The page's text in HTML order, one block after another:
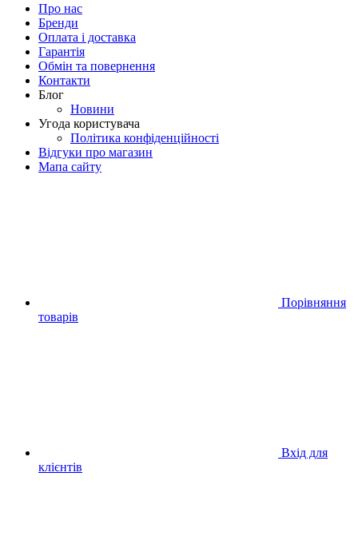
Про нас
Бренди
Оплата і доставка
Гарантія
Обмін та повернення
Контакти
Блог
Новини
Угода користувача
Політика конфіденційності
Відгуки про магазин
Мапа сайту
Порівняння
товарів
Вхід для
клієнтів